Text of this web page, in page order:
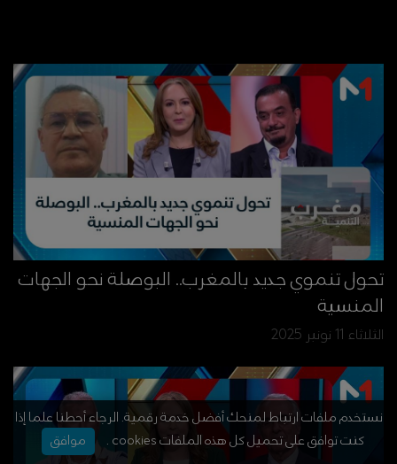
تحول تنموي جديد بالمغرب.. البوصلة نحو الجهات
المنسية
الثلاثاء 11 نونبر 2025
نستخدم ملفات ارتباط لمنحك أفضل خدمة رقمية. الرجاء أحطنا علما إذا
كنت توافق على تحميل كل هذه الملفات cookies .
موافق